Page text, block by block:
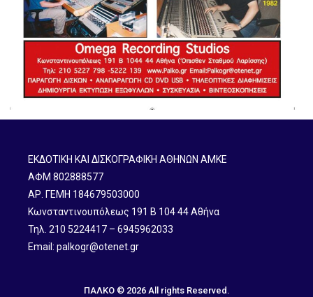
ΕΚΔΟΤΙΚΗ ΚΑΙ ΔΙΣΚΟΓΡΑΦΙΚΗ ΑΘΗΝΩΝ ΑΜΚΕ
ΑΦΜ 802888577
ΑΡ. ΓΕΜΗ 184679503000
Κωνσταντινουπόλεως 191 B 104 44 Αθήνα
Τηλ. 210 5224417 – 6945962033
Email: palkogr@otenet.gr
ΠΑΛΚΟ © 2026 All rights Reserved.